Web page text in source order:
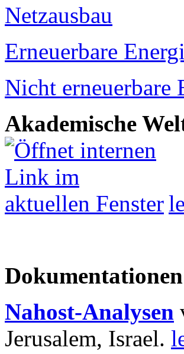
Netzausbau
Erneuerbare
Nicht erneuerbare
Akademische
Nahost-Analysen
Jerusalem, Israel.